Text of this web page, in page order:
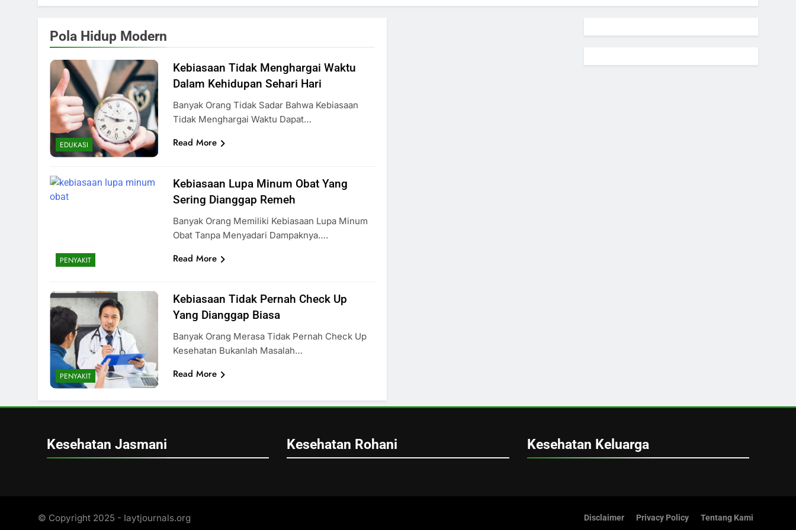
Pola Hidup Modern
EDUKASI
Kebiasaan Tidak Menghargai Waktu
Dalam Kehidupan Sehari Hari
Banyak Orang Tidak Sadar Bahwa Kebiasaan
Tidak Menghargai Waktu Dapat…
Read More
PENYAKIT
Kebiasaan Lupa Minum Obat Yang
Sering Dianggap Remeh
Banyak Orang Memiliki Kebiasaan Lupa Minum
Obat Tanpa Menyadari Dampaknya….
Read More
PENYAKIT
Kebiasaan Tidak Pernah Check Up
Yang Dianggap Biasa
Banyak Orang Merasa Tidak Pernah Check Up
Kesehatan Bukanlah Masalah…
Read More
Kesehatan Jasmani Kesehatan Rohani Kesehatan Keluarga
© Copyright 2025 - Iaytjournals.org Disclaimer Privacy Policy Tentang Kami